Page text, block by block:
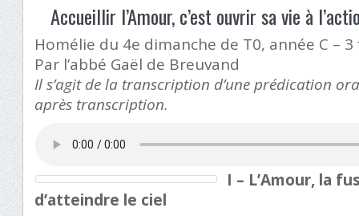
Accueillir l’Amour, c’est ouvrir sa vie à
Homélie du 4e dimanche de T0, année C –
Par l’abbé Gaël de Breuvand
Il s’agit de la transcription d’une prédication
après transcription.
I – L’Amour, la
d’atteindre le ciel